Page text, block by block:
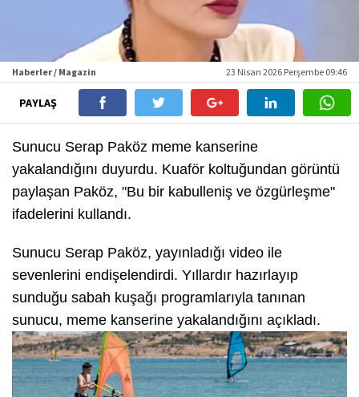
Haberler / Magazin 23 Nisan 2026 Perşembe 09:46
PAYLAŞ
Sunucu Serap Paköz meme kanserine
yakalandığını duyurdu. Kuaför koltuğundan görüntü
paylaşan Paköz, "Bu bir kabulleniş ve özgürleşme"
ifadelerini kullandı.
Sunucu Serap Paköz, yayınladığı video ile
sevenlerini endişelendirdi. Yıllardır hazırlayıp
sunduğu sabah kuşağı programlarıyla tanınan
sunucu, meme kanserine yakalandığını açıkladı.